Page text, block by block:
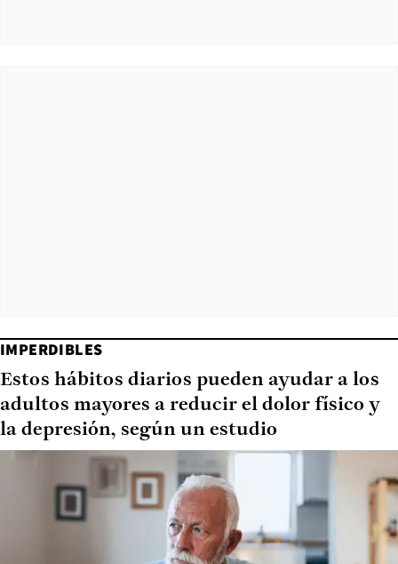
IMPERDIBLES
Estos hábitos diarios pueden ayudar a los
adultos mayores a reducir el dolor físico y
la depresión, según un estudio